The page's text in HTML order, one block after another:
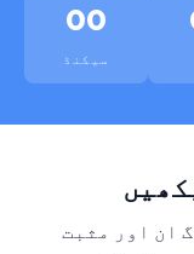
00
سیکنڈ
ان اور مثبت